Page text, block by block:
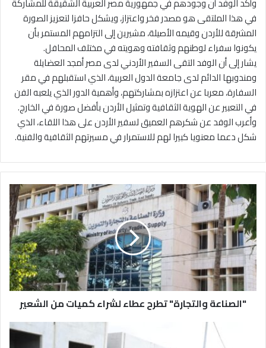
في هذا الملتقى هو مصدر فخر واعتزاز، ويشكل حافزا لتعزيز الصورة
المشرقة للأردن وقيمه الأصيلة، مشيرين إلى التزامهم المستمر بأن
يكونوا سفراء لوطنهم وثقافته وهويته في مختلف المحافل.
يشار إلى أن الوفد التقى السفير الأردني لدى مصر أمجد العضايلة
ومندوبها الدائم لدى جامعة الدول العربية، الذي استقبلهم في مقر
السفارة، معربا عن اعتزازه بمشاركتهم، وأهمية الدور الذي يلعبه الفن
في التعبير عن الهوية الثقافية وتمثيل الأردن بأفضل صورة في الخارج.
وأعرب الوفد عن شكرهم العميق لسفير الأردن على هذا اللقاء، الذي
شكل دعما معنويا كبيرا لهم للاستمرار في مسيرتهم الثقافية والفنية.
ا
ل
ص
ن
ا
ع
ة
و
"الصناعة والتجارة" تطرح عطاء لشراء كميات من الشعير